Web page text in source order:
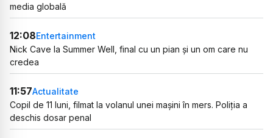
media globală
12:08Entertainment
Nick Cave la Summer Well, final cu un pian și un om care nu
credea
11:57Actualitate
Copil de 11 luni, filmat la volanul unei mașini în mers. Poliția a
deschis dosar penal